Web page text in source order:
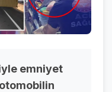
emniyet